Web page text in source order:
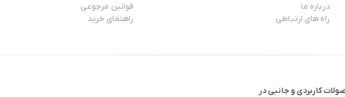
درباره ما
راه های ارتباطی
قوانین مرجوعی
راهنمای خرید
کاربردی و جانبی در